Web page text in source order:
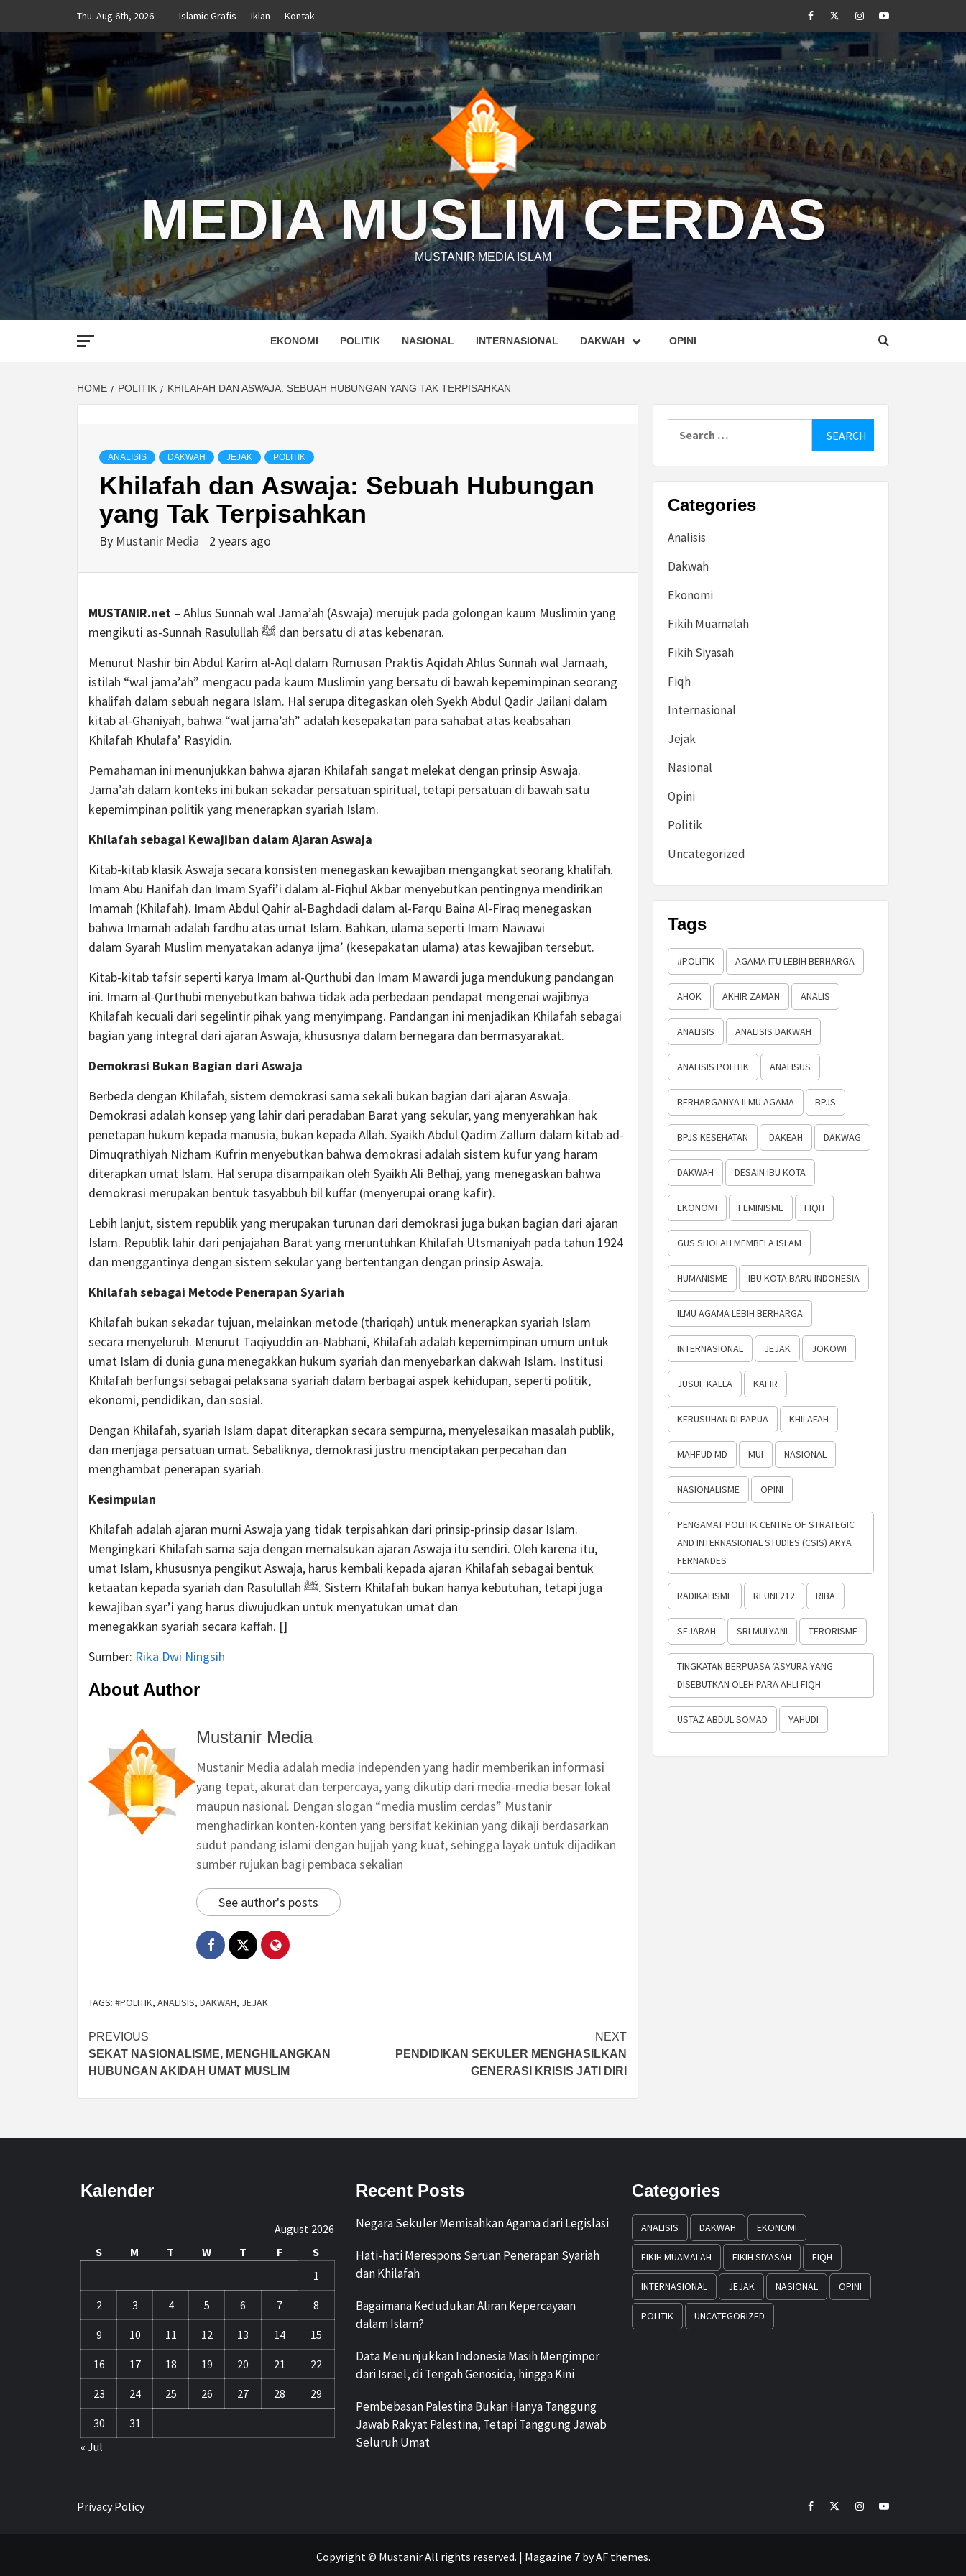
Thu. Aug 6th, 2026 Islamic Grafis Iklan Kontak FacebookTwitterInstagram
Youtube
MEDIA MUSLIM CERDAS
MUSTANIR MEDIA ISLAM
EKONOMI POLITIK NASIONAL INTERNASIONAL DAKWAH OPINI
HOME POLITIK KHILAFAH DAN ASWAJA: SEBUAH HUBUNGAN YANG TAK TERPISAHKAN
ANALISIS DAKWAH JEJAK POLITIK
Khilafah dan Aswaja: Sebuah Hubungan
yang Tak Terpisahkan
By Mustanir Media 2 years ago
MUSTANIR.net – Ahlus Sunnah wal Jama’ah (Aswaja) merujuk pada golongan kaum Muslimin yang
mengikuti as-Sunnah Rasulullah ﷺ dan bersatu di atas kebenaran.
Menurut Nashir bin Abdul Karim al-Aql dalam Rumusan Praktis Aqidah Ahlus Sunnah wal Jamaah,
istilah “wal jama’ah” mengacu pada kaum Muslimin yang bersatu di bawah kepemimpinan seorang
khalifah dalam sebuah negara Islam. Hal serupa ditegaskan oleh Syekh Abdul Qadir Jailani dalam
kitab al-Ghaniyah, bahwa “wal jama’ah” adalah kesepakatan para sahabat atas keabsahan
Khilafah Khulafa’ Rasyidin.
Pemahaman ini menunjukkan bahwa ajaran Khilafah sangat melekat dengan prinsip Aswaja.
Jama’ah dalam konteks ini bukan sekadar persatuan spiritual, tetapi persatuan di bawah satu
kepemimpinan politik yang menerapkan syariah Islam.
Khilafah sebagai Kewajiban dalam Ajaran Aswaja
Kitab-kitab klasik Aswaja secara konsisten menegaskan kewajiban mengangkat seorang khalifah.
Imam Abu Hanifah dan Imam Syafi’i dalam al-Fiqhul Akbar menyebutkan pentingnya mendirikan
Imamah (Khilafah). Imam Abdul Qahir al-Baghdadi dalam al-Farqu Baina Al-Firaq menegaskan
bahwa Imamah adalah fardhu atas umat Islam. Bahkan, ulama seperti Imam Nawawi
dalam Syarah Muslim menyatakan adanya ijma’ (kesepakatan ulama) atas kewajiban tersebut.
Kitab-kitab tafsir seperti karya Imam al-Qurthubi dan Imam Mawardi juga mendukung pandangan
ini. Imam al-Qurthubi menyebutkan bahwa tidak ada perbedaan pendapat mengenai wajibnya
Khilafah kecuali dari segelintir pihak yang menyimpang. Pandangan ini menjadikan Khilafah sebagai
bagian yang integral dari ajaran Aswaja, khususnya dalam bernegara dan bermasyarakat.
Demokrasi Bukan Bagian dari Aswaja
Berbeda dengan Khilafah, sistem demokrasi sama sekali bukan bagian dari ajaran Aswaja.
Demokrasi adalah konsep yang lahir dari peradaban Barat yang sekular, yang menyerahkan hak
penetapan hukum kepada manusia, bukan kepada Allah. Syaikh Abdul Qadim Zallum dalam kitab ad-
Dimuqrathiyah Nizham Kufrin menyebutkan bahwa demokrasi adalah sistem kufur yang haram
diterapkan umat Islam. Hal serupa disampaikan oleh Syaikh Ali Belhaj, yang menegaskan bahwa
demokrasi merupakan bentuk tasyabbuh bil kuffar (menyerupai orang kafir).
Lebih lanjut, sistem republik yang merupakan turunan dari demokrasi juga bukan bagian dari ajaran
Islam. Republik lahir dari penjajahan Barat yang meruntuhkan Khilafah Utsmaniyah pada tahun 1924
dan menggantinya dengan sistem sekular yang bertentangan dengan prinsip Aswaja.
Khilafah sebagai Metode Penerapan Syariah
Khilafah bukan sekadar tujuan, melainkan metode (thariqah) untuk menerapkan syariah Islam
secara menyeluruh. Menurut Taqiyuddin an-Nabhani, Khilafah adalah kepemimpinan umum untuk
umat Islam di dunia guna menegakkan hukum syariah dan menyebarkan dakwah Islam. Institusi
Khilafah berfungsi sebagai pelaksana syariah dalam berbagai aspek kehidupan, seperti politik,
ekonomi, pendidikan, dan sosial.
Dengan Khilafah, syariah Islam dapat diterapkan secara sempurna, menyelesaikan masalah publik,
dan menjaga persatuan umat. Sebaliknya, demokrasi justru menciptakan perpecahan dan
menghambat penerapan syariah.
Kesimpulan
Khilafah adalah ajaran murni Aswaja yang tidak terpisahkan dari prinsip-prinsip dasar Islam.
Mengingkari Khilafah sama saja dengan memalsukan ajaran Aswaja itu sendiri. Oleh karena itu,
umat Islam, khususnya pengikut Aswaja, harus kembali kepada ajaran Khilafah sebagai bentuk
ketaatan kepada syariah dan Rasulullah ﷺ. Sistem Khilafah bukan hanya kebutuhan, tetapi juga
kewajiban syar’i yang harus diwujudkan untuk menyatukan umat dan
menegakkan syariah secara kaffah. []
Sumber: Rika Dwi Ningsih
About Author
Mustanir Media
Mustanir Media adalah media independen yang hadir memberikan informasi
yang tepat, akurat dan terpercaya, yang dikutip dari media-media besar lokal
maupun nasional. Dengan slogan “media muslim cerdas” Mustanir
menghadirkan konten-konten yang bersifat kekinian yang dikaji berdasarkan
sudut pandang islami dengan hujjah yang kuat, sehingga layak untuk dijadikan
sumber rujukan bagi pembaca sekalian
See author's posts
TAGS: #POLITIK, ANALISIS, DAKWAH, JEJAK
Post
navigation
PREVIOUS
SEKAT NASIONALISME, MENGHILANGKAN
HUBUNGAN AKIDAH UMAT MUSLIM
NEXT
PENDIDIKAN SEKULER MENGHASILKAN
GENERASI KRISIS JATI DIRI
Categories
Analisis
Dakwah
Ekonomi
Fikih Muamalah
Fikih Siyasah
Fiqh
Internasional
Jejak
Nasional
Opini
Politik
Uncategorized
Tags
#POLITIK AGAMA ITU LEBIH BERHARGA
AHOK AKHIR ZAMAN ANALIS
ANALISIS ANALISIS DAKWAH
ANALISIS POLITIK ANALISUS
BERHARGANYA ILMU AGAMA BPJS
BPJS KESEHATAN DAKEAH DAKWAG
DAKWAH DESAIN IBU KOTA
EKONOMI FEMINISME FIQH
GUS SHOLAH MEMBELA ISLAM
HUMANISME IBU KOTA BARU INDONESIA
ILMU AGAMA LEBIH BERHARGA
INTERNASIONAL JEJAK JOKOWI
JUSUF KALLA KAFIR
KERUSUHAN DI PAPUA KHILAFAH
MAHFUD MD MUI NASIONAL
NASIONALISME OPINI
PENGAMAT POLITIK CENTRE OF STRATEGIC
AND INTERNASIONAL STUDIES (CSIS) ARYA
FERNANDES
RADIKALISME REUNI 212 RIBA
SEJARAH SRI MULYANI TERORISME
TINGKATAN BERPUASA ‘ASYURA YANG
DISEBUTKAN OLEH PARA AHLI FIQH
USTAZ ABDUL SOMAD YAHUDI
Kalender
August 2026
S
M T W T F
S
1
2 3 4 5 6 7 8
9 10 11 12 13 14 15
16 17 18 19 20 21 22
23 24 25 26 27 28 29
30
31
« Jul
Recent Posts
Negara Sekuler Memisahkan Agama dari Legislasi
Hati-hati Merespons Seruan Penerapan Syariah
dan Khilafah
Bagaimana Kedudukan Aliran Kepercayaan
dalam Islam?
Data Menunjukkan Indonesia Masih Mengimpor
dari Israel, di Tengah Genosida, hingga Kini
Pembebasan Palestina Bukan Hanya Tanggung
Jawab Rakyat Palestina, Tetapi Tanggung Jawab
Seluruh Umat
Categories
ANALISIS DAKWAH EKONOMI
FIKIH MUAMALAH FIKIH SIYASAH FIQH
INTERNASIONAL JEJAK NASIONAL OPINI
POLITIK UNCATEGORIZED
Privacy Policy FacebookTwitterInstagram
Youtube
Copyright © Mustanir All rights reserved. | Magazine 7by AF themes.